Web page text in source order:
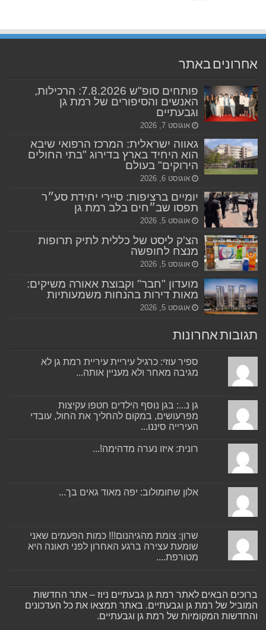
אחרונים באתר
פותחים סופ"ש 7.8.2026: הרכילות,
האנשים והסיפורים של רמת גן
וגבעתיים
אוגוסט 7, 2026
גאווה ישראלית: המרכז הרפואי שיבא
הוא היחיד בארץ בדירוג "בתי החולים
הירוקים" בעולם
אוגוסט 6, 2026
יומיים ברציפות: סיירי יחידת סע״ר
תפסו שב״חים בלב רמת גן
אוגוסט 5, 2026
הצ'ק ליסט של כללית לתיק תרופות
מנצח לחופשה
אוגוסט 5, 2026
מועדון "חבר" וקבוצת אאורה משיקים:
מאות דירות בהנחות משמעותיות
אוגוסט 5, 2026
תגובות אחרונות
ספיר עוזי: כרגיל עיריית עיריית רמת גן לא
מגיבה מאחר ולא מעניין אותה...
גן נ...: בגן נוסף הילדים חטפו עקיצות
מפרעושים, במקום להחליך את החול, עובדי
העירייה סיננו...
רונית: איזו נערה מדהימה!...
אלון שחומולוב: יפה מאוד גאים בך...
שרון: צומת מהגיהנום!!! כמות הפעמים שאני
שומעת עצירה ברגע האחרון לפני תאונה היא
מטורפת....
ברוכים הבאים לאתר רמת גן גבעתיים ניוז – אתר החדשות
המוביל של רמת גן וגבעתיים. באתר תמצאו את כל העדכונים
והחדשות המקומיות של רמת גן וגבעתיים.